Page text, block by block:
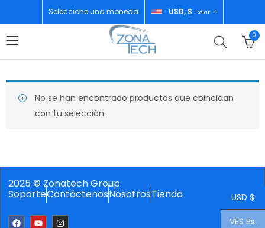
Seleccione una moneda USD, $ Dólar
0
No se han encontrado productos que coincidan
con tu selección.
2025 © Zonatech Group
SoporteContáctenosNosotrosTienda USD $
VES Bs.